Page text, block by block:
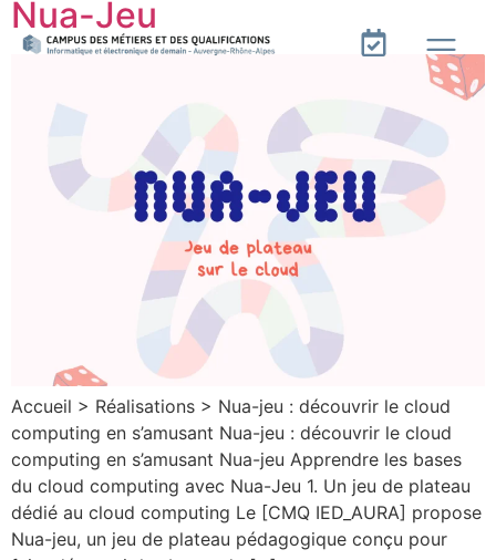
Nua-Jeu
Accueil > Réalisations > Nua-jeu : découvrir le cloud
computing en s’amusant Nua-jeu : découvrir le cloud
computing en s’amusant Nua-jeu Apprendre les bases
du cloud computing avec Nua-Jeu 1. Un jeu de plateau
dédié au cloud computing Le [CMQ IED_AURA] propose
Nua-jeu, un jeu de plateau pédagogique conçu pour